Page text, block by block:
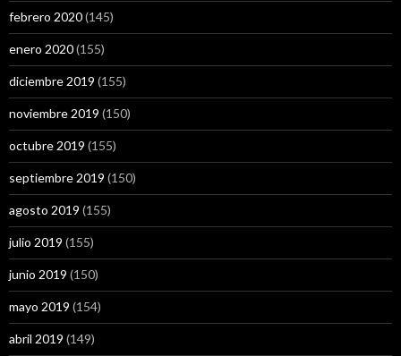
febrero 2020(145)
enero 2020(155)
diciembre 2019 (155)
noviembre 2019 (150)
octubre 2019 (155)
septiembre 2019 (150)
agosto 2019 (155)
julio 2019 (155)
junio 2019 (150)
mayo 2019 (154)
abril 2019 (149)